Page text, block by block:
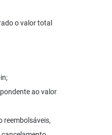
o valor total
ao valor
reembolsáveis,